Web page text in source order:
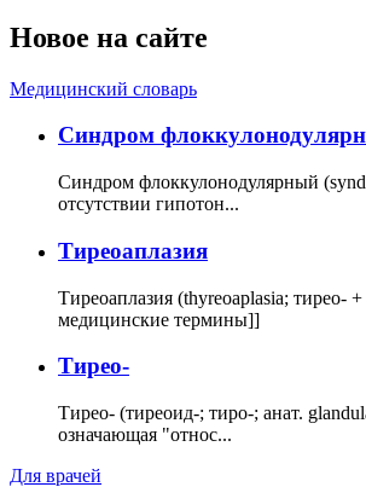
Новое на сайте
Медицинский словарь
Cиндром
Синдром флоккулонодулярный
отсутствии гипотон...
Тиреоаплазия
Тиреоаплазия (thyreoaplasia; тирео-
медицинские термины]]
Тирео-
Тирео- (тиреоид-; тиро-; анат.
означающая "относ...
Для врачей